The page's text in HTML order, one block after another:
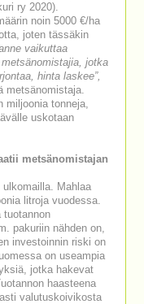
ry 2020).
noin 5000 €/ha
joten tässäkin
vaikuttaa
jotka
hinta laskee”,
metsänomistaja.
miljoonia tonneja,
uskotaan
metsänomistajan
Mahlaa
litroja vuodessa.
tuotannon
pakuriin nähden on,
investoinnin riski on
on useampia
jotka hakevat
haasteena
valutuskoivikosta